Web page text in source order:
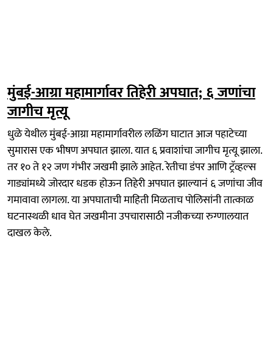
मुंबई-आग्रा महामार्गावर तिहेरी अपघात; ६ जणांचा
जागीच मृत्यू
धुळे येथील मुंबई-आग्रा महामार्गावरील लळिंग घाटात आज पहाटेच्या
सुमारास एक भीषण अपघात झाला. यात ६ प्रवाशांचा जागीच मृत्यू झाला.
तर १० ते १२ जण गंभीर जखमी झाले आहेत. रेतीचा डंपर आणि ट्रॅव्हल्स
गाड्यांमध्ये जोरदार धडक होऊन तिहेरी अपघात झाल्यानं ६ जणांचा जीव
गमावावा लागला. या अपघाताची माहिती मिळताच पोलिसांनी तात्काळ
घटनास्थळी धाव घेत जखमीना उपचारासाठी नजीकच्या रुग्णालयात
दाखल केले.